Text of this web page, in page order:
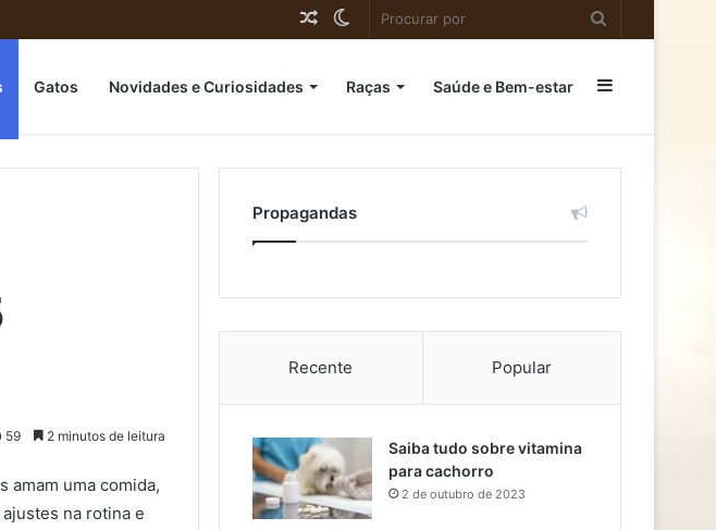
Switch
Artigo
Gatos Novidades e Curiosidades Raças Saúde e Bem-estar Barra
59 2 minutos de leitura
amam uma comida,
na rotina e
Propagandas
Recente Popular
Saiba tudo sobre vitamina
para cachorro
2 de outubro de 2023